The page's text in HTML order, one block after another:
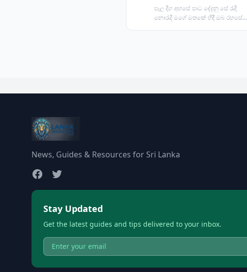
පෑල දිග අහසේ පාට දේදුනු සේ රැදි
නොරැදි මගේ මතකේ හිදී ඔබ රහසේ
News, Guides & Resources for Sri Lanka
Stay Updated
Get the latest guides and tips delivered to your inbox.